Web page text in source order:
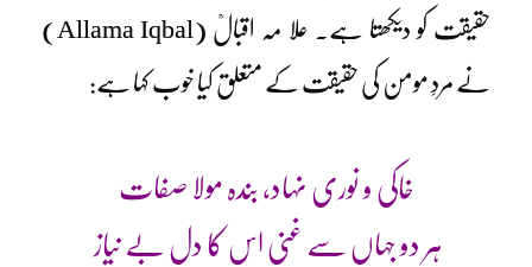
حقیقت کو دیکھتا ہے۔ علا مہ اقبالؒ (Allama Iqbal)
نے مردِ مومن کی حقیقت کے متعلق کیا خوب کہا ہے:
خاکی و نوری نہاد، بندہ مولا صفات
ہر دو جہاں سے غنی اس کا دل بے نیاز